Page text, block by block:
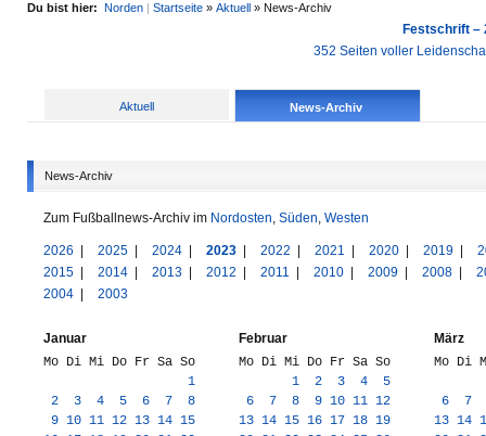
Du bist hier: Norden | Startseite » Aktuell » News-Archiv
Festschrift –
352 Seiten voller
Aktuell News-Archiv
News-Archiv
Zum Fußballnews-Archiv im Nordosten, Süden, Westen
2026 2025 2024 2023 2022 2021 2020 2019
2015
2014 2013 2012 2011 2010 2009 2008
2004
2003
Januar
Mo Di Mi Do Fr Sa So
1
2
3 4 5 6 7
8
9 10 11 12 13 14 15
Februar
Mo Di Mi Do Fr Sa So
1
2 3 4
5
6
7 8 9 10 11 12
13 14 15 16 17 18 19
März
Mo Di
6
7
13 14